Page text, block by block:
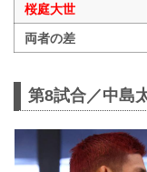
桜庭大世
両者の差
第8試合／中島